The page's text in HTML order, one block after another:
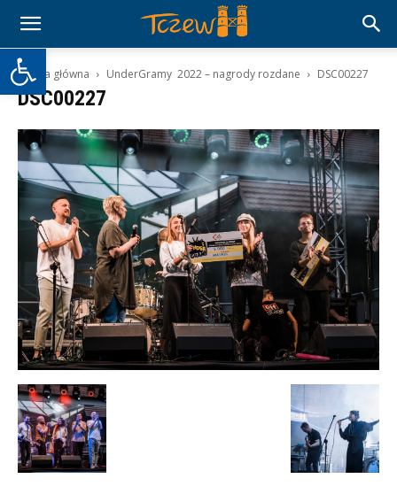
Otwórz pasek narzędzi
Strona główna UnderGramy 2022 – nagrody rozdane DSC00227
DSC00227